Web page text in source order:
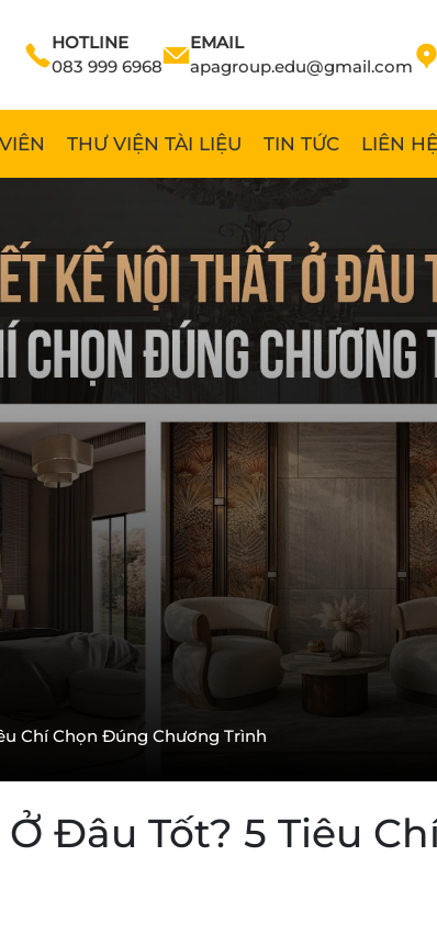
HOTLINE
083 999 6968
EMAIL
apagroup.edu@gmail.com
THƯ VIỆN TÀI LIỆU TIN TỨC LIÊN HỆ
Chí Chọn Đúng Chương Trình
Đâu Tốt? 5 Tiêu